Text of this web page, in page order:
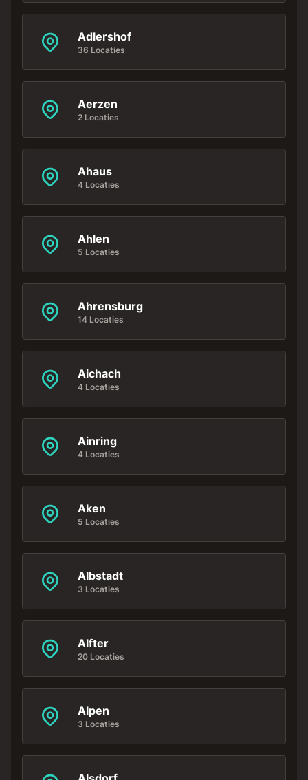
Adlershof
36 Locaties
Aerzen
2 Locaties
Ahaus
4 Locaties
Ahlen
5 Locaties
Ahrensburg
14 Locaties
Aichach
4 Locaties
Ainring
4 Locaties
Aken
5 Locaties
Albstadt
3 Locaties
Alfter
20 Locaties
Alpen
3 Locaties